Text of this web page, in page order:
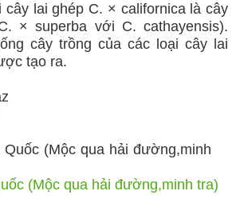
cây lai ghép C. × californica là cây
× superba với C. cathayensis).
cây trồng của các loại cây lai
tạo ra.
(Mộc qua hải đường,minh tra)